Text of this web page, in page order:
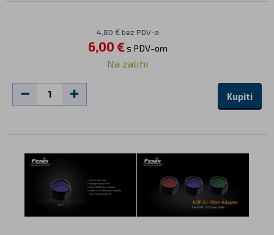
4,80 € bez PDV-a
6,00 €s PDV-om
Na zalihi
Kupiti